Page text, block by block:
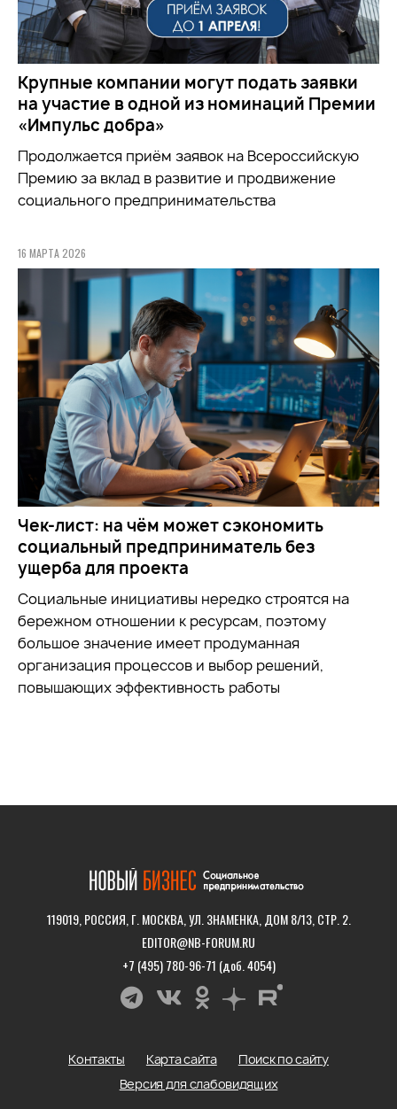
Крупные компании могут подать заявки
на участие в одной из номинаций Премии
«Импульс добра»
Продолжается приём заявок на Всероссийскую
Премию за вклад в развитие и продвижение
социального предпринимательства
16 МАРТА 2026
Чек-лист: на чём может сэкономить
социальный предприниматель без
ущерба для проекта
Социальные инициативы нередко строятся на
бережном отношении к ресурсам, поэтому
большое значение имеет продуманная
организация процессов и выбор решений,
повышающих эффективность работы
119019, РОССИЯ, Г. МОСКВА, УЛ. ЗНАМЕНКА, ДОМ 8/13, СТР. 2.
EDITOR@NB-FORUM.RU
+7 (495) 780-96-71 (доб. 4054)
Контакты Карта сайта
Поиск по сайту
Версия для слабовидящих